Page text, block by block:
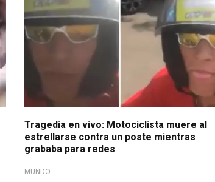
Tragedia en vivo: Motociclista muere al
estrellarse contra un poste mientras
grababa para redes
MUNDO